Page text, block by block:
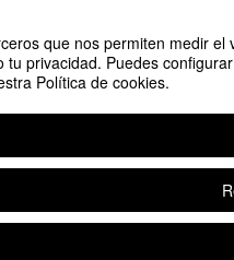
que nos permiten medir
privacidad. Puedes
Política de cookies.